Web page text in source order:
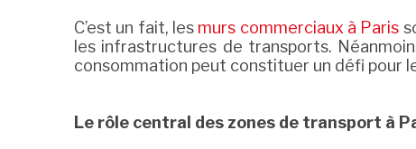
C’est un fait, les murs commerciaux à Paris
les infrastructures de transports.
consommation peut constituer un défi pour
Le rôle central des zones de transport à